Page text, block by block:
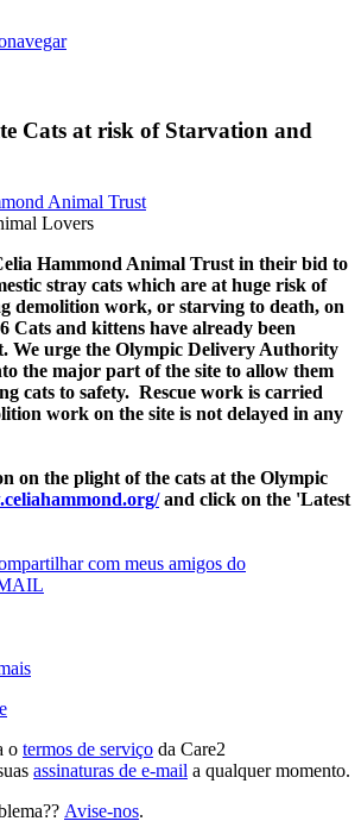
navegar
Cats at risk of Starvation and
Animal Trust
Lovers
Hammond Animal Trust in their bid to
stray cats which are at huge risk of
demolition work, or starving to death, on
Cats and kittens have already been
We urge the Olympic Delivery Authority
the major part of the site to allow them
cats to safety. Rescue work is carried
work on the site is not delayed in any
on the plight of the cats at the Olympic
and click on the 'Latest
com meus amigos do
o termos de serviço da Care2
assinaturas de e-mail a qualquer momento.
Avise-nos.